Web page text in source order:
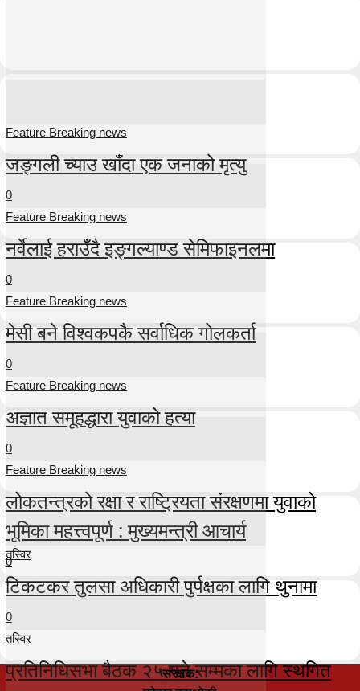
Feature Breaking news
जङ्गली च्याउ खाँदा एक जनाको मृत्यु
0
Feature Breaking news
नर्वेलाई हराउँदै इङ्गल्याण्ड सेमिफाइनलमा
0
Feature Breaking news
मेसी बने विश्वकपकै सर्वाधिक गोलकर्ता
0
Feature Breaking news
अज्ञात समूहद्धारा युवाको हत्या
0
Feature Breaking news
लोकतन्त्रको रक्षा र राष्ट्रियता संरक्षणमा युवाको
भूमिका महत्त्वपूर्ण : मुख्यमन्त्री आचार्य
0
तस्विर
टिकटकर तुलसा अधिकारी पुर्पक्षका लागि थुनामा
0
तस्विर
प्रतिनिधिसभा बैठक २५ गते सम्मका लागि स्थगित
संरक्षक: